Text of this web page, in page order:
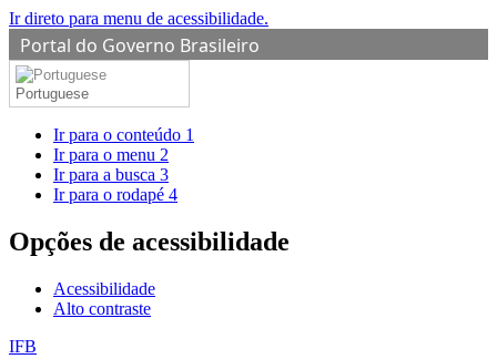
Ir direto para menu de acessibilidade.
Portal do Governo Brasileiro
Portuguese
Ir para o conteúdo 1
Ir para o menu 2
Ir para a busca 3
Ir para o rodapé 4
Opções de acessibilidade
Acessibilidade
Alto contraste
IFB